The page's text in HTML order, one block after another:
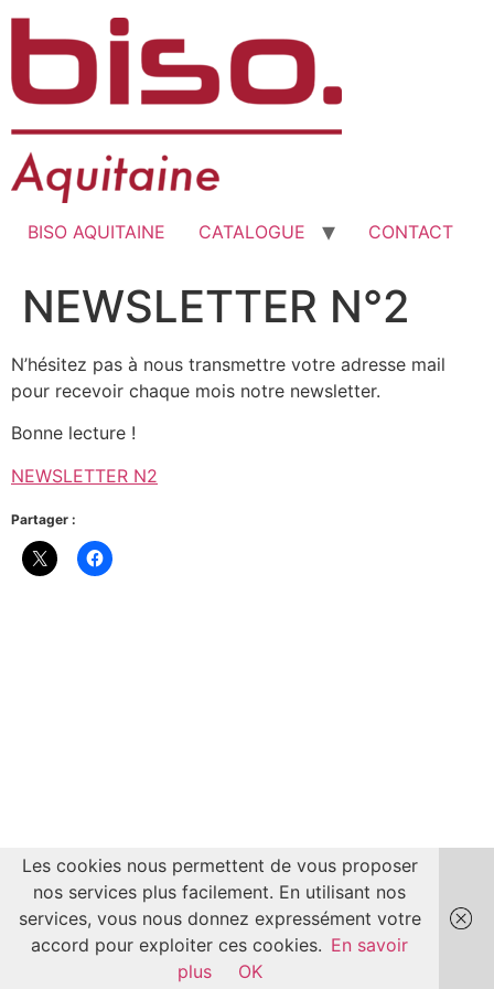
BISO AQUITAINE CATALOGUE CONTACT
NEWSLETTER N°2
N’hésitez pas à nous transmettre votre adresse mail
pour recevoir chaque mois notre newsletter.
Bonne lecture !
NEWSLETTER N2
Partager :
Les cookies nous permettent de vous proposer
nos services plus facilement. En utilisant nos
services, vous nous donnez expressément votre
accord pour exploiter ces cookies. En savoir
plus
OK